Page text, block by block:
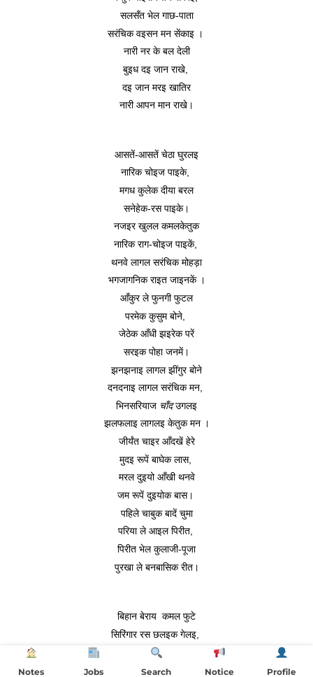
सलसँत भेल गाछ-पाता
सरंचिक वइसन मन सेंकाइ ।
नारी नर के बल देली
बुइध दइ जान राखे,
दइ जान मरइ खातिर
नारी आपन मान राखे।
आसतें-आसतें चेठा घुरलइ
नारिक चोइज पाइके,
मगध कुलेक दीया बरल
सनेहेक-रस पाइके।
नजइर खुलल कमलकेतुक
नारिक राग-चोइज पाइकें,
थनवे लागल सरंचिक मोहड़ा
भगजागनिक राइत जाइनकें ।
आँकुर ले फुनगी फुटल
परमेक कुसुम बोने,
जेठेक आँधी झइरेक परें
सरइक पोहा जनमें।
झनझनाइ लागल झींगुर बोने
दनदनाइ लागल सरंचिक मन,
भिनसरियाज चाँद उगलइ
झलफलाइ लागलइ केतुक मन ।
जीर्यंत चाइर आँदखें हेरे
मुदइ रूपें बाघेक लास,
मरल दुइयो आँखी थनवे
जम रूपें दुइयोक बास।
पहिले चाबुक बादें चुमा
परिया ले आइल पिरीत,
पिरीत भेल कुलाजी-पूजा
पुरखा ले बनबासिक रीत।
बिहान बेराय  कमल फुटे
सिरिंगार रस छलइक गेलइ,
सालुक फूलेक मुँह नुकाइ
रौद्र-रस मलइक गेलइ।
Notes Jobs Search Notice Profile